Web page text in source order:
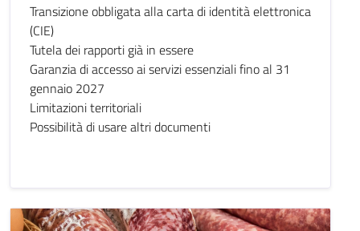
Transizione obbligata alla carta di identità elettronica
(CIE)
Tutela dei rapporti già in essere
Garanzia di accesso ai servizi essenziali fino al 31
gennaio 2027
Limitazioni territoriali
Possibilità di usare altri documenti